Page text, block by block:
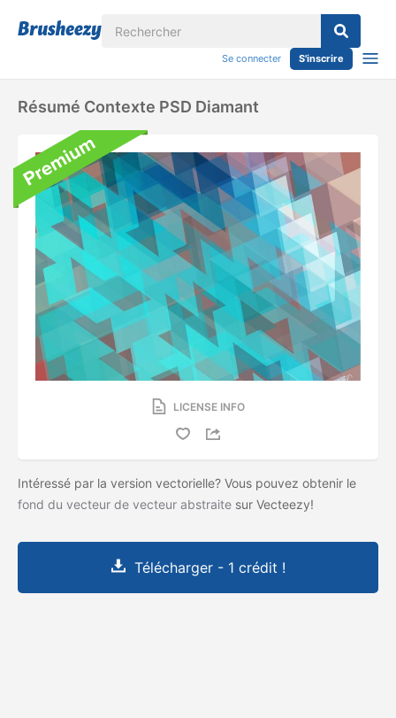
Se connecter S'inscrire
Résumé Contexte PSD Diamant
LICENSE INFO
Intéressé par la version vectorielle? Vous pouvez obtenir le
fond du vecteur de vecteur abstraite sur Vecteezy!
Télécharger - 1 crédit !